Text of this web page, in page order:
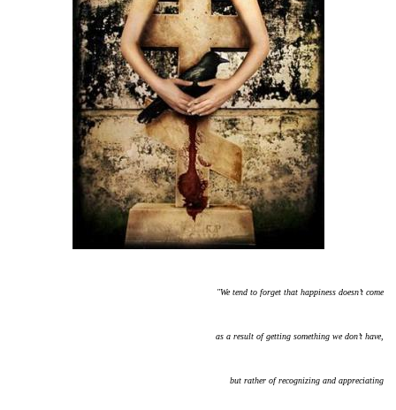
"We tend to forget that happiness doesn’t come
as a result of getting something we don’t have,
but rather of recognizing and appreciating